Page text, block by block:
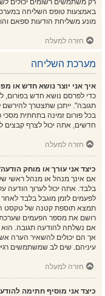
רק משתמשים רשומים יכולים
באמצעות טופס השליחה
מונע משליחת הודעות ספאם
חזרה למעלה
מערכת השליחה
איך אני יוצר נושא חדש או
כדי לפרסם נושא חדש בפורום,
תגובה". ייתכן שתצטרך
בכל פורום זמינה בתחתית מסכי
חדשים, אתה יכול לצרף קבצים
חזרה למעלה
כיצד אני עורך או מוחק
אם אינך מנהל או מנהל ראשי
בלבד. אתה יכול לערוך הודעה
לפעמים לזמן מוגבל בלבד
תמצא תוספת קטנה של טקסט
רושם את מספר הפעמים שערכת
אם נשלחה להודעה תגובה.
אך הם יכולים להשאיר הערה
עיניהם. שים לב שמשתמשים
חזרה למעלה
כיצד אני מוסיף חתימה